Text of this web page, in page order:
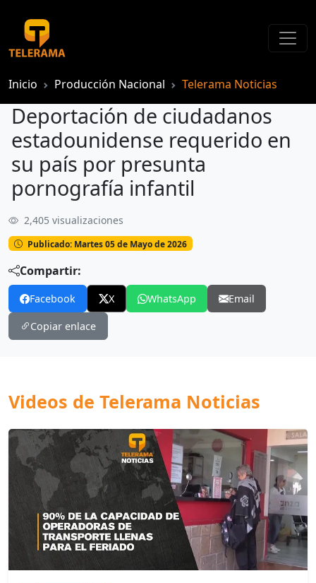
Inicio Producción Nacional Telerama Noticias
Deportación de ciudadanos
estadounidense requerido en
su país por presunta
pornografía infantil
2,405 visualizaciones
Publicado: Martes 05 de Mayo de 2026
Compartir:
Facebook X WhatsApp Email
Copiar enlace
Videos de Telerama Noticias